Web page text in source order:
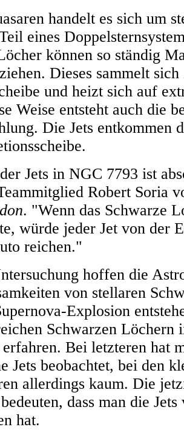
handelt es sich um
eines
können so ständig
Dieses sammelt
und heizt sich auf
Weise entsteht auch die
Die Jets entkommen
Jets in NGC 7793 ist
Robert Soria
. "Wenn das Schwarze
würde jeder Jet von der
reichen."
hoffen die
von stellaren
Explosion
Schwarzen Löchern
Bei letzteren hat
Jets beobachtet, bei den
allerdings kaum. Die
dass man die
hat.